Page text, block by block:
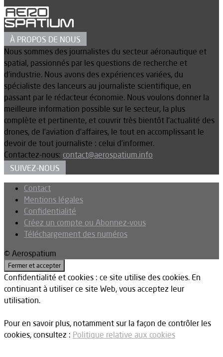
À PROPOS DE NOUS
Nous sommes des journalistes du secteur aéronautique et
spatial, passionnés par les questions de recherche et
d’industrie. Nous avons des expériences variées, du
spécialiste des lanceurs au journaliste scientifique, en
passant par le rédacteur économie. Nous voulons donner la
meilleure information possible sur le secteur, la plus
complète et pertinente, et couvrir très bientôt l’actualité des
drones, de l’aviation d’affaires, le tout en accomplissant le
devoir de tout journaliste : celui d’informer.
Contactez-nous: contact@aerospatium.info
SUIVEZ-NOUS
Contact
Mentions légales
Confidentialité
Créez un compte ou Abonnez-vous
Téléchargement des numéros
© Aerospatium
Confidentialité et cookies : ce site utilise des cookies. En
continuant à utiliser ce site Web, vous acceptez leur
utilisation.
Pour en savoir plus, notamment sur la façon de contrôler les
cookies, consultez : Politique relative aux cookies